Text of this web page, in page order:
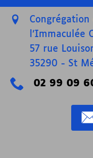
Congrégation
l’Immaculée
57 rue
35290 - St
02 99 09